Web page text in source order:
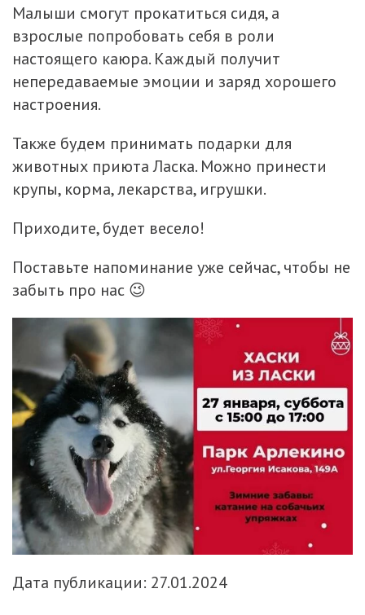
Малыши смогут прокатиться сидя, а
взрослые попробовать себя в роли
настоящего каюра. Каждый получит
непередаваемые эмоции и заряд хорошего
настроения.
Также будем принимать подарки для
животных приюта Ласка. Можно принести
крупы, корма, лекарства, игрушки.
Приходите, будет весело!
Поставьте напоминание уже сейчас, чтобы не
забыть про нас 😉
Дата публикации: 27.01.2024